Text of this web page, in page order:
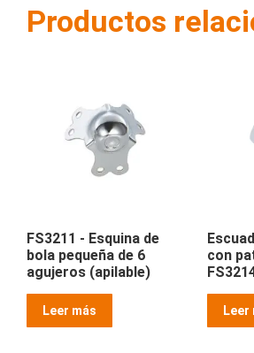
Productos
FS3211 - Esquina de
bola pequeña de 6
agujeros (apilable)
Leer más
con
Leer